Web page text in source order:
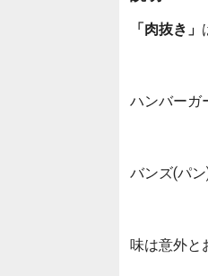
「肉抜き」
ハンバーガ
バンズ(パン
味は意外と